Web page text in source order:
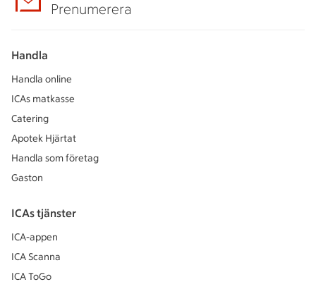
Prenumerera
Handla
Handla online
ICAs matkasse
Catering
Apotek Hjärtat
Handla som företag
Gaston
ICAs tjänster
ICA-appen
ICA Scanna
ICA ToGo